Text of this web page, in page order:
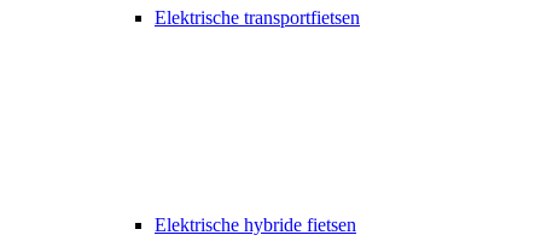
Elektrische transportfietsen
Elektrische hybride fietsen